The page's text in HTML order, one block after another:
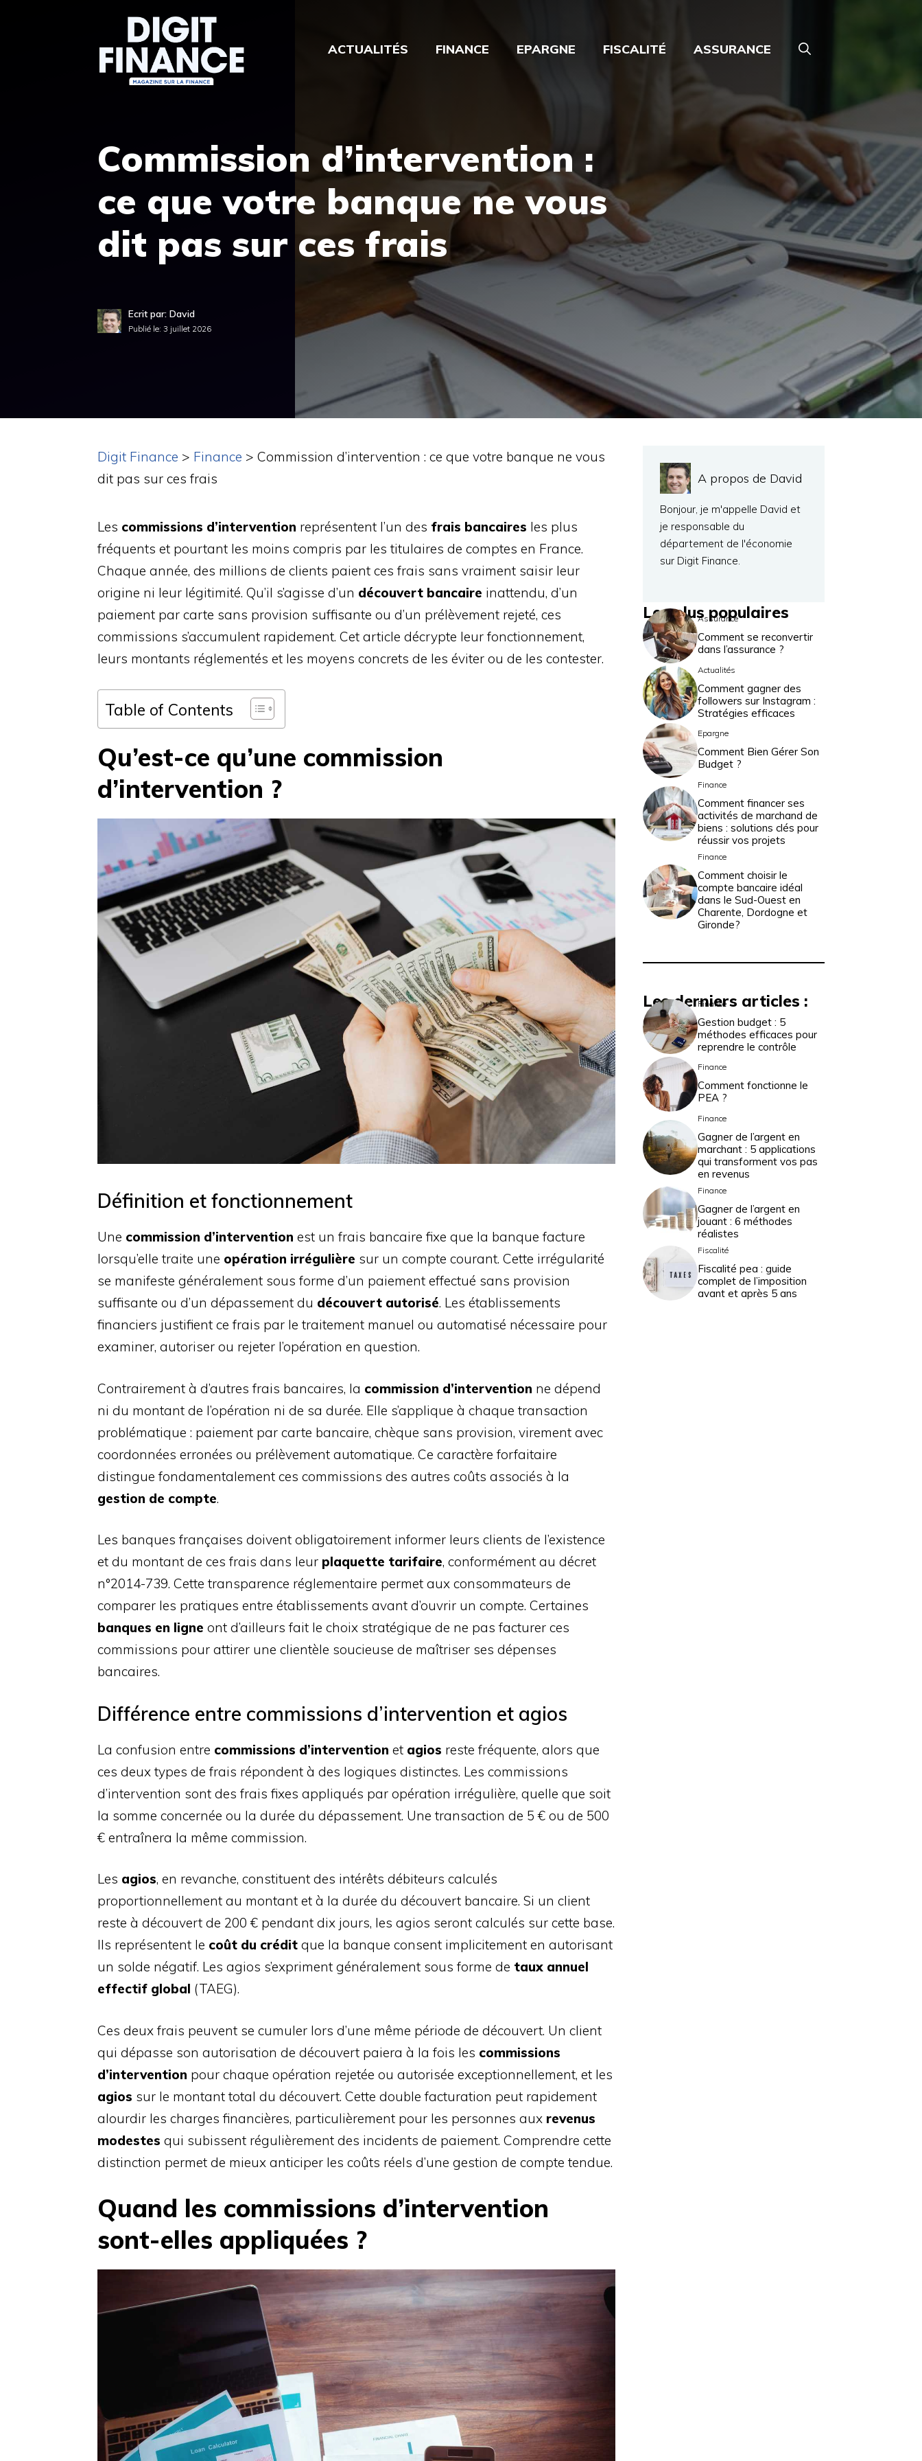
ACTUALITÉS FINANCE EPARGNE FISCALITÉ ASSURANCE
Commission d’intervention :
ce que votre banque ne vous
dit pas sur ces frais
Ecrit par: David
Publié le: 3 juillet 2026
Digit Finance > Finance > Commission d’intervention : ce que votre banque ne vous
dit pas sur ces frais
Les commissions d’intervention représentent l’un des frais bancaires les plus
fréquents et pourtant les moins compris par les titulaires de comptes en France.
Chaque année, des millions de clients paient ces frais sans vraiment saisir leur
origine ni leur légitimité. Qu’il s’agisse d’un découvert bancaire inattendu, d’un
paiement par carte sans provision suffisante ou d’un prélèvement rejeté, ces
commissions s’accumulent rapidement. Cet article décrypte leur fonctionnement,
leurs montants réglementés et les moyens concrets de les éviter ou de les contester.
Table of Contents
Qu’est-ce qu’une commission
d’intervention ?
Définition et fonctionnement
Une commission d’intervention est un frais bancaire fixe que la banque facture
lorsqu’elle traite une opération irrégulière sur un compte courant. Cette irrégularité
se manifeste généralement sous forme d’un paiement effectué sans provision
suffisante ou d’un dépassement du découvert autorisé. Les établissements
financiers justifient ce frais par le traitement manuel ou automatisé nécessaire pour
examiner, autoriser ou rejeter l’opération en question.
Contrairement à d’autres frais bancaires, la commission d’intervention ne dépend
ni du montant de l’opération ni de sa durée. Elle s’applique à chaque transaction
problématique : paiement par carte bancaire, chèque sans provision, virement avec
coordonnées erronées ou prélèvement automatique. Ce caractère forfaitaire
distingue fondamentalement ces commissions des autres coûts associés à la
gestion de compte.
Les banques françaises doivent obligatoirement informer leurs clients de l’existence
et du montant de ces frais dans leur plaquette tarifaire, conformément au décret
n°2014-739. Cette transparence réglementaire permet aux consommateurs de
comparer les pratiques entre établissements avant d’ouvrir un compte. Certaines
banques en ligne ont d’ailleurs fait le choix stratégique de ne pas facturer ces
commissions pour attirer une clientèle soucieuse de maîtriser ses dépenses
bancaires.
Différence entre commissions d’intervention et agios
La confusion entre commissions d’intervention et agios reste fréquente, alors que
ces deux types de frais répondent à des logiques distinctes. Les commissions
d’intervention sont des frais fixes appliqués par opération irrégulière, quelle que soit
la somme concernée ou la durée du dépassement. Une transaction de 5 € ou de 500
€ entraînera la même commission.
Les agios, en revanche, constituent des intérêts débiteurs calculés
proportionnellement au montant et à la durée du découvert bancaire. Si un client
reste à découvert de 200 € pendant dix jours, les agios seront calculés sur cette base.
Ils représentent le coût du crédit que la banque consent implicitement en autorisant
un solde négatif. Les agios s’expriment généralement sous forme de taux annuel
effectif global (TAEG).
Ces deux frais peuvent se cumuler lors d’une même période de découvert. Un client
qui dépasse son autorisation de découvert paiera à la fois les commissions
d’intervention pour chaque opération rejetée ou autorisée exceptionnellement, et les
agios sur le montant total du découvert. Cette double facturation peut rapidement
alourdir les charges financières, particulièrement pour les personnes aux revenus
modestes qui subissent régulièrement des incidents de paiement. Comprendre cette
distinction permet de mieux anticiper les coûts réels d’une gestion de compte tendue.
Quand les commissions d’intervention
sont-elles appliquées ?
A propos de David
Bonjour, je m'appelle David et
je responsable du
département de l'économie
sur Digit Finance.
Les plus populaires
Assurance
Comment se reconvertir
dans l’assurance ?
Actualités
Comment gagner des
followers sur Instagram :
Stratégies efficaces
Epargne
Comment Bien Gérer Son
Budget ?
Finance
Comment financer ses
activités de marchand de
biens : solutions clés pour
réussir vos projets
Finance
Comment choisir le
compte bancaire idéal
dans le Sud-Ouest en
Charente, Dordogne et
Gironde?
Les derniers articles :
Finance
Gestion budget : 5
méthodes efficaces pour
reprendre le contrôle
Finance
Comment fonctionne le
PEA ?
Finance
Gagner de l’argent en
marchant : 5 applications
qui transforment vos pas
en revenus
Finance
Gagner de l’argent en
jouant : 6 méthodes
réalistes
Fiscalité
Fiscalité pea : guide
complet de l’imposition
avant et après 5 ans